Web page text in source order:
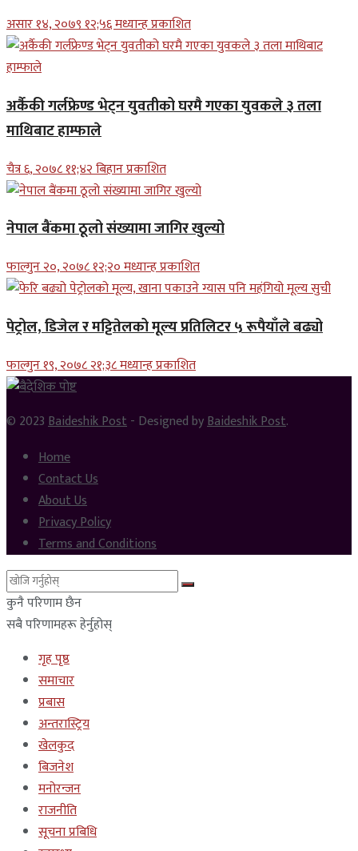
असार १४, २०७९ १२;५६ मध्यान्ह प्रकाशित
अर्कैकी गर्लफ्रेण्ड भेट्न युवतीको घरमै गएका युवकले ३ तला
माथिबाट हाम्फाले
चैत्र ६, २०७८ ११;४२ बिहान प्रकाशित
नेपाल बैंकमा ठूलो संख्यामा जागिर खुल्यो
फाल्गुन २०, २०७८ १२;२० मध्यान्ह प्रकाशित
पेट्रोल, डिजेल र मट्टितेलको मूल्य प्रतिलिटर ५ रूपैयाँले बढ्यो
फाल्गुन १९, २०७८ २१;३८ मध्यान्ह प्रकाशित
© 2023Baideshik Post- Designed byBaideshik Post.
Home
Contact Us
About Us
Privacy Policy
Terms and Conditions
कुनै परिणाम छैन
सबै परिणामहरू हेर्नुहोस्
गृह पृष्ठ
समाचार
प्रबास
अन्तरास्ट्रिय
खेलकुद
बिजनेश
मनोरन्जन
राजनीति
सूचना प्रबिधि